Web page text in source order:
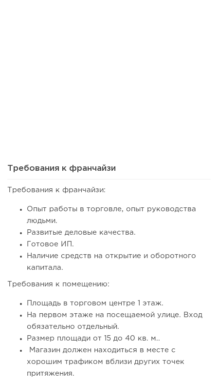
Франшиза кафе: рейтинг лучших франшиз общепита для
Требования к франчайзи
Требования к франчайзи:
Опыт работы в торговле, опыт руководства
людьми.
Развитые деловые качества.
Готовое ИП.
Наличие средств на открытие и оборотного
капитала.
Требования к помещению:
Площадь в торговом центре 1 этаж.
На первом этаже на посещаемой улице. Вход
обязательно отдельный.
Размер площади от 15 до 40 кв. м..
Магазин должен находиться в месте с
хорошим трафиком вблизи других точек
притяжения.